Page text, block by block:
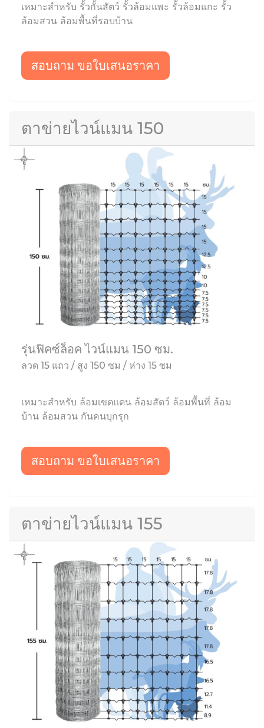
เหมาะสำหรับ รั้วกั้นสัตว์ รั้วล้อมแพะ รั้วล้อมแกะ รั้ว
ล้อมสวน ล้อมพื้นที่รอบบ้าน
สอบถาม ขอใบเสนอราคา
ตาข่ายไวน์แมน 150
รุ่นฟิคซ์ล็อค ไวน์แมน 150 ซม.
ลวด 15 แถว / สูง 150 ซม / ห่าง 15 ซม
เหมาะสำหรับ ล้อมเขตแดน ล้อมสัตว์ ล้อมพื้นที่ ล้อม
บ้าน ล้อมสวน กันคนบุกรุก
สอบถาม ขอใบเสนอราคา
ตาข่ายไวน์แมน 155